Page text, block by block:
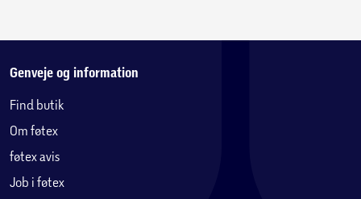
Genveje og information
Find butik
Om føtex
føtex avis
Job i føtex